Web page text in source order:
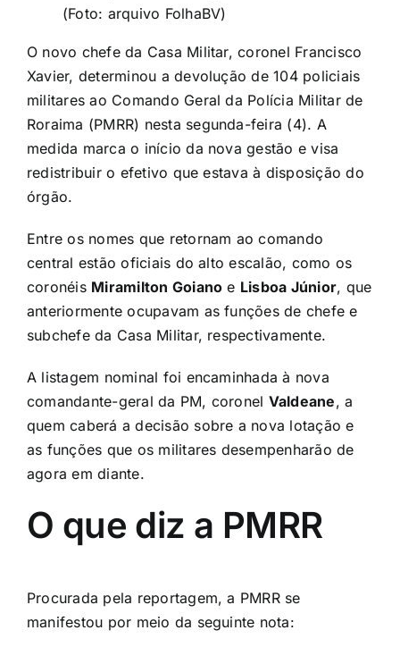
(Foto: arquivo FolhaBV)
O novo chefe da Casa Militar, coronel Francisco
Xavier, determinou a devolução de 104 policiais
militares ao Comando Geral da Polícia Militar de
Roraima (PMRR) nesta segunda-feira (4). A
medida marca o início da nova gestão e visa
redistribuir o efetivo que estava à disposição do
órgão.
Entre os nomes que retornam ao comando
central estão oficiais do alto escalão, como os
coronéis Miramilton Goiano e Lisboa Júnior, que
anteriormente ocupavam as funções de chefe e
subchefe da Casa Militar, respectivamente.
A listagem nominal foi encaminhada à nova
comandante-geral da PM, coronel Valdeane, a
quem caberá a decisão sobre a nova lotação e
as funções que os militares desempenharão de
agora em diante.
O que diz a PMRR
Procurada pela reportagem, a PMRR se
manifestou por meio da seguinte nota: